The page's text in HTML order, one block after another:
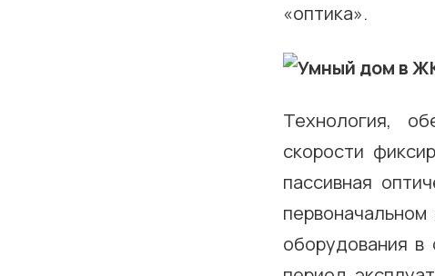
«оптика».
Технология,
скорости
пассивная
оборудования